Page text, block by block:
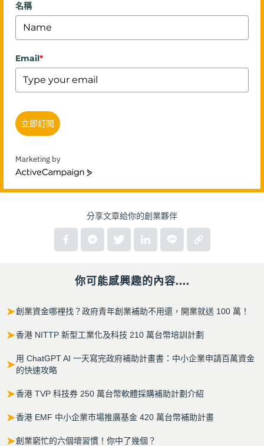
名稱
Email*
立即訂閱
Marketing by
ActiveCampaign
分享文章給你的創業夥伴
你可能感興趣的內容....
➤創業資金哪裡找？政府青年創業補助不用還，開業就送 100 萬！
➤香港 NITTP 新型工業化及科技 210 萬台幣培訓計劃
➤用 ChatGPT AI 一天寫完政府補助計畫書：中小企業申請百萬資金
的快速攻略
➤香港 TVP 科技券 250 萬台幣軟體採購補助計劃介紹
➤香港 EMF 中小企業市場推廣基金 420 萬台幣補助計畫
➤創業窮忙的六個壞習慣！你中了幾個？